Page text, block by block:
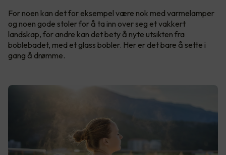
For noen kan det for eksempel være nok med varmelamper
og noen gode stoler for å ta inn over seg et vakkert
landskap, for andre kan det bety å nyte utsikten fra
boblebadet, med et glass bobler. Her er det bare å sette i
gang å drømme.